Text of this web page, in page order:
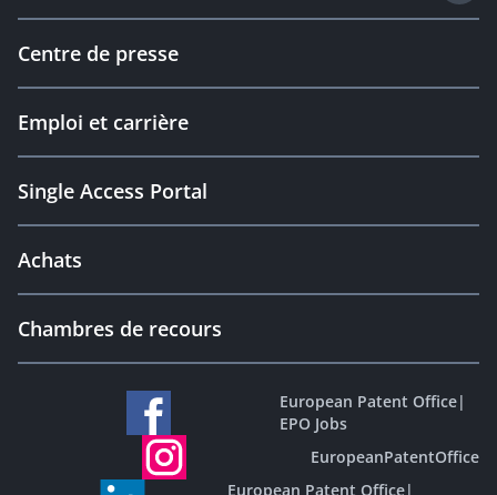
Centre de presse
Emploi et carrière
Single Access Portal
Achats
Chambres de recours
European Patent Office|
EPO Jobs
EuropeanPatentOffice
European Patent Office|